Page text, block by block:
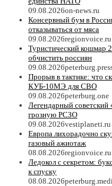
09.08.2026on-news.ru
Консервный бум в
отказываться от мяса
09.08.2026regionvoice.ru
Туристический кошмар
обчистить россиян
09.08.2026
Прорыв в тактике: что
КУБ-10МЭ для СВО
09.08.2026peterburg.one
Легендарный
грозную РСЗО
09.08.2026vestiplaneti.ru
Европа лихорадочно
газовый ажиотаж
08.08.2026regionvoice.ru
Ледокол с секретом:
к спуску
08.08.2026